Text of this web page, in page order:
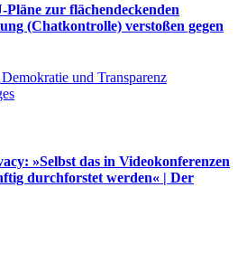
zur flächendeckenden
(Chatkontrolle) verstoßen gegen
und Transparenz
»Selbst das in Videokonferenzen
durchforstet werden« | Der